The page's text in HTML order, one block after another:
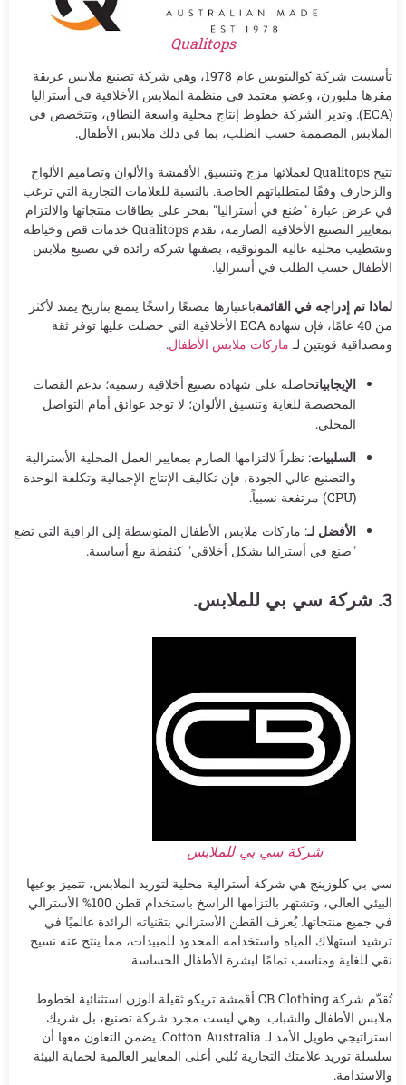
Qualitops
تأسست شركة كواليتوبس عام 1978، وهي شركة تصنيع ملابس عريقة
مقرها ملبورن، وعضو معتمد في منظمة الملابس الأخلاقية في أستراليا
(ECA). وتدير الشركة خطوط إنتاج محلية واسعة النطاق، وتتخصص في
الملابس المصممة حسب الطلب، بما في ذلك ملابس الأطفال.
تتيح Qualitops لعملائها مزج وتنسيق الأقمشة والألوان وتصاميم الألواح
والزخارف وفقًا لمتطلباتهم الخاصة. بالنسبة للعلامات التجارية التي ترغب
في عرض عبارة "صُنع في أستراليا" بفخر على بطاقات منتجاتها والالتزام
بمعايير التصنيع الأخلاقية الصارمة، تقدم Qualitops خدمات قص وخياطة
وتشطيب محلية عالية الموثوقية، بصفتها شركة رائدة في تصنيع ملابس
الأطفال حسب الطلب في أستراليا.
لماذا تم إدراجه في القائمةباعتبارها مصنعًا راسخًا يتمتع بتاريخ يمتد لأكثر
من 40 عامًا، فإن شهادة ECA الأخلاقية التي حصلت عليها توفر ثقة
ومصداقية قويتين لـ ماركات ملابس الأطفال.
الإيجابياتحاصلة على شهادة تصنيع أخلاقية رسمية؛ تدعم القصات
المخصصة للغاية وتنسيق الألوان؛ لا توجد عوائق أمام التواصل
المحلي.
السلبيات: نظراً لالتزامها الصارم بمعايير العمل المحلية الأسترالية
والتصنيع عالي الجودة، فإن تكاليف الإنتاج الإجمالية وتكلفة الوحدة
(CPU) مرتفعة نسبياً.
الأفضل لـ: ماركات ملابس الأطفال المتوسطة إلى الراقية التي تضع
"صنع في أستراليا بشكل أخلاقي" كنقطة بيع أساسية.
3. شركة سي بي للملابس.
شركة سي بي للملابس
سي بي كلوزينج هي شركة أسترالية محلية لتوريد الملابس، تتميز بوعيها
البيئي العالي، وتشتهر بالتزامها الراسخ باستخدام قطن 100% الأسترالي
في جميع منتجاتها. يُعرف القطن الأسترالي بتقنياته الرائدة عالميًا في
ترشيد استهلاك المياه واستخدامه المحدود للمبيدات، مما ينتج عنه نسيج
نقي للغاية ومناسب تمامًا لبشرة الأطفال الحساسة.
تُقدّم شركة CB Clothing أقمشة تريكو ثقيلة الوزن استثنائية لخطوط
ملابس الأطفال والشباب. وهي ليست مجرد شركة تصنيع، بل شريك
استراتيجي طويل الأمد لـ Cotton Australia. يضمن التعاون معها أن
سلسلة توريد علامتك التجارية تُلبي أعلى المعايير العالمية لحماية البيئة
والاستدامة.